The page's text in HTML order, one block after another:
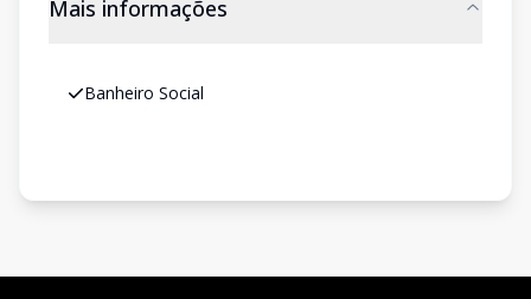
Mais informações
Banheiro Social